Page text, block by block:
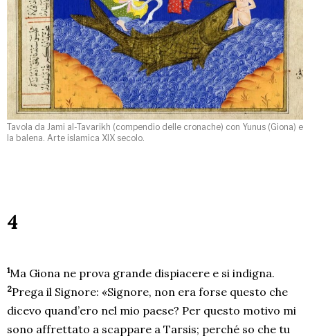
Tavola da Jami al-Tavarikh (compendio delle cronache) con Yunus (Giona) e
la balena. Arte islamica XIX secolo.
4
1Ma Giona ne prova grande dispiacere e si indigna.
2Prega il Signore: «Signore, non era forse questo che
dicevo quand’ero nel mio paese? Per questo motivo mi
sono affrettato a scappare a Tarsis; perché so che tu